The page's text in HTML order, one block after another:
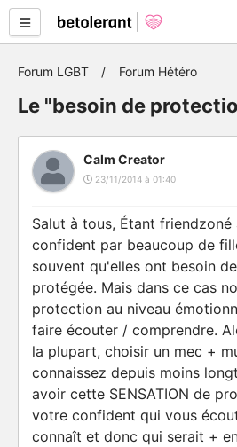
Forum LGBT Forum Hétéro
Le "besoin de
Calm Creator
23/11/2014 à 01:40
Salut à tous, Étant friendzoné
confident par beaucoup de
souvent qu'elles ont besoin
protégée. Mais dans ce cas
protection au niveau
faire écouter / comprendre.
la plupart, choisir un mec +
connaissez depuis moins
avoir cette SENSATION de
votre confident qui vous
connaît et donc qui serait +